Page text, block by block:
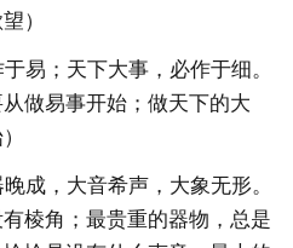
）
；天下大事，必作于细。
从做易事开始；做天下的大
，大音希声，大象无形。
有棱角；最贵重的器物，总是